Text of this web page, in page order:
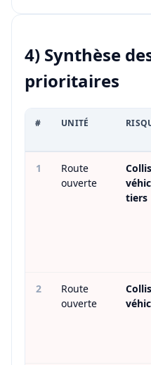
4) Synthèse
prioritaires
# UNITÉ
1
Route
ouverte
tiers
2
Route
ouverte